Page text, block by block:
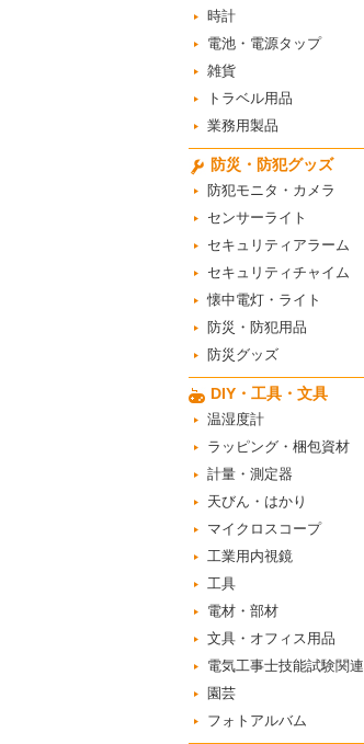
時計
電池・電源タップ
雑貨
トラベル用品
業務用製品
防災・防犯グッズ
防犯モニタ・カメラ
センサーライト
セキュリティアラーム
セキュリティチャイム
懐中電灯・ライト
防災・防犯用品
防災グッズ
DIY・工具・文具
温湿度計
ラッピング・梱包資材
計量・測定器
天びん・はかり
マイクロスコープ
工業用内視鏡
工具
電材・部材
文具・オフィス用品
電気工事士技能試験関連
園芸
フォトアルバム